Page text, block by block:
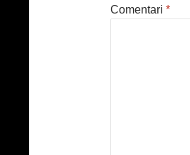
Comentari *